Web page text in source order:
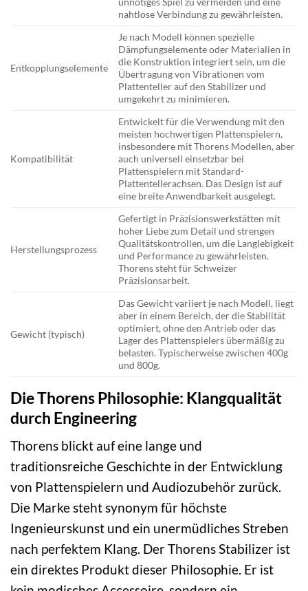
nahtlose Verbindung zu gewährleisten.
Entkopplungselemente
Je nach Modell können spezielle
Dämpfungselemente oder Materialien in
die Konstruktion integriert sein, um die
Übertragung von Vibrationen vom
Plattenteller auf den Stabilizer und
umgekehrt zu minimieren.
Kompatibilität
Entwickelt für die Verwendung mit den
meisten hochwertigen Plattenspielern,
insbesondere mit Thorens Modellen, aber
auch universell einsetzbar bei
Plattenspielern mit Standard-
Plattentellerachsen. Das Design ist auf
eine breite Anwendbarkeit ausgelegt.
Herstellungsprozess
Gefertigt in Präzisionswerkstätten mit
hoher Liebe zum Detail und strengen
Qualitätskontrollen, um die Langlebigkeit
und Performance zu gewährleisten.
Thorens steht für Schweizer
Präzisionsarbeit.
Gewicht (typisch)
Das Gewicht variiert je nach Modell, liegt
aber in einem Bereich, der die Stabilität
optimiert, ohne den Antrieb oder das
Lager des Plattenspielers übermäßig zu
belasten. Typischerweise zwischen 400g
und 800g.
Die Thorens Philosophie: Klangqualität
durch Engineering
Thorens blickt auf eine lange und
traditionsreiche Geschichte in der Entwicklung
von Plattenspielern und Audiozubehör zurück.
Die Marke steht synonym für höchste
Ingenieurskunst und ein unermüdliches Streben
nach perfektem Klang. Der Thorens Stabilizer ist
ein direktes Produkt dieser Philosophie. Er ist